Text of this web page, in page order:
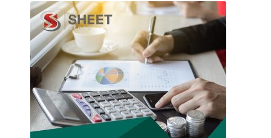
multiple
variants.
The
options
may
be
chosen
on
the